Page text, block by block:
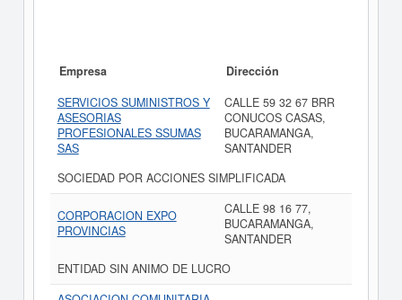
Empresa
Dirección
SERVICIOS SUMINISTROS Y
ASESORIAS
PROFESIONALES SSUMAS
SAS
CALLE 59 32 67 BRR
CONUCOS CASAS,
BUCARAMANGA,
SANTANDER
SOCIEDAD POR ACCIONES SIMPLIFICADA
CORPORACION EXPO
PROVINCIAS
CALLE 98 16 77,
BUCARAMANGA,
SANTANDER
ENTIDAD SIN ANIMO DE LUCRO